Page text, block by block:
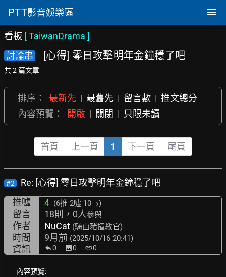
PTT影音娛樂區
看板 [TaiwanDrama ]
討論串
[心得] 零日攻擊明年金鐘穩了吧
共 2 篇文章
排序： 最新先 | 最舊先 | 留言數 | 推文總分
內容預覽：
開啟 | 關閉 | 只限未讀
首頁 上一頁 1 下一頁 尾頁
#2
Re: [心得] 零日攻擊明年金鐘穩了吧
推噓
4 (6推 2噓 10→)
留言 18則，0人參與
作者 NuCat (騎山豬撞教官)
時間 9月前 (2025/10/16 20:41)
資訊 0 image0 link0
內容預覽: